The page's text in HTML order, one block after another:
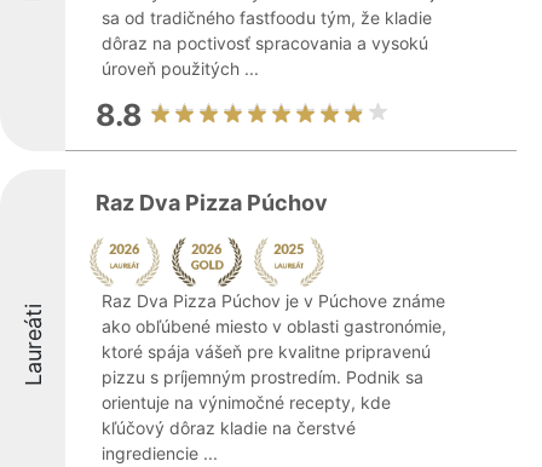
sa od tradičného fastfoodu tým, že kladie
dôraz na poctivosť spracovania a vysokú
úroveň použitých ...
8.8
Laureáti
Raz Dva Pizza Púchov
Raz Dva Pizza Púchov je v Púchove známe
ako obľúbené miesto v oblasti gastronómie,
ktoré spája vášeň pre kvalitne pripravenú
pizzu s príjemným prostredím. Podnik sa
orientuje na výnimočné recepty, kde
kľúčový dôraz kladie na čerstvé
ingrediencie ...